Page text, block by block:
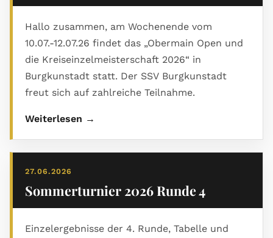
2 4 - 6 8.5 22.0 9 SG Mönchröden/Ebe 1597 0 2
3 2 - 8 7.0 22.0 10 Coburger SV II 1141 0 1 4 1 - 9
5.5 19.0
Hallo zusammen, am Wochenende vom
10.07.-12.07.26 findet das „Obermain Open und
die Kreiseinzelmeisterschaft 2026“ in
Burgkunstadt statt. Der SSV Burgkunstadt
freut sich auf zahlreiche Teilnahme.
Weiterlesen →
27.06.2026
Sommerturnier 2026 Runde 4
Einzelergebnisse der 4. Runde, Tabelle und